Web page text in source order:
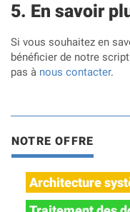
En savoir
Si vous souhaitez en
bénéficier de notre
pas à nous contacter.
NOTRE OFFRE
Architecture